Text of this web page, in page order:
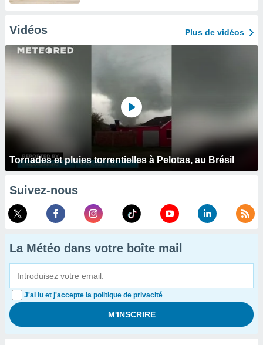
Vidéos Plus de vidéos
Tornades et pluies torrentielles à Pelotas, au Brésil
Suivez-nous
La Météo dans votre boîte mail
J'ai lu et j'accepte la politique de privacité